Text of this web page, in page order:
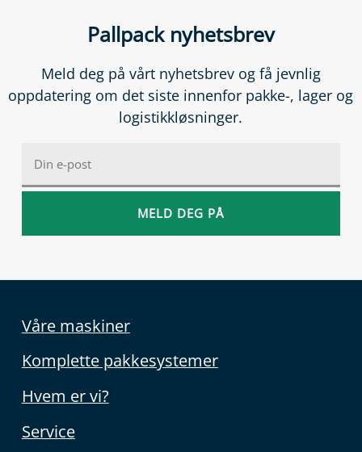
Pallpack nyhetsbrev
Meld deg på vårt nyhetsbrev og få jevnlig
oppdatering om det siste innenfor pakke-, lager og
logistikkløsninger.
Våre maskiner
Komplette pakkesystemer
Hvem er vi?
Service